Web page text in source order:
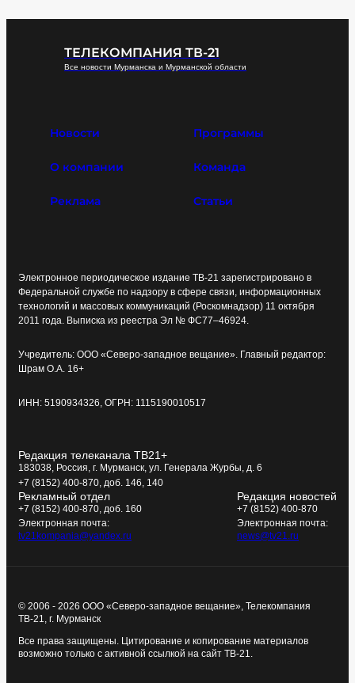
ТЕЛЕКОМПАНИЯ ТВ-21
Все новости Мурманска и Мурманской области
Новости Программы
О компании Команда
Реклама Статьи
Электронное периодическое издание ТВ-21 зарегистрировано в
Федеральной службе по надзору в сфере связи, информационных
технологий и массовых коммуникаций (Роскомнадзор) 11 октября
2011 года. Выписка из реестра Эл № ФС77–46924.
Учредитель: ООО «Северо-западное вещание». Главный редактор:
Шрам О.А. 16+
ИНН: 5190934326, ОГРН: 1115190010517
Редакция телеканала ТВ21+
183038, Россия, г. Мурманск, ул. Генерала Журбы, д. 6
+7 (8152) 400-870, доб. 146, 140
Рекламный отдел
+7 (8152) 400-870, доб. 160
Электронная почта:
tv21kompania@yandex.ru
Редакция новостей
+7 (8152) 400-870
Электронная почта:
news@tv21.ru
© 2006 - 2026 ООО «Северо-западное вещание», Телекомпания
ТВ-21, г. Мурманск
Все права защищены. Цитирование и копирование материалов
возможно только с активной ссылкой на сайт ТВ-21.